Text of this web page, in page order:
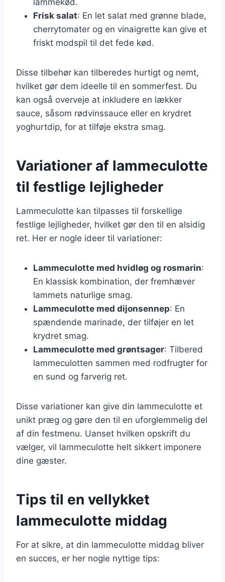
Frisk salat: En let salat med grønne blade,
cherrytomater og en vinaigrette kan give et
friskt modspil til det fede kød.
Disse tilbehør kan tilberedes hurtigt og nemt,
hvilket gør dem ideelle til en sommerfest. Du
kan også overveje at inkludere en lækker
sauce, såsom rødvinssauce eller en krydret
yoghurtdip, for at tilføje ekstra smag.
Variationer af lammeculotte
til festlige lejligheder
Lammeculotte kan tilpasses til forskellige
festlige lejligheder, hvilket gør den til en alsidig
ret. Her er nogle ideer til variationer:
Lammeculotte med hvidløg og rosmarin:
En klassisk kombination, der fremhæver
lammets naturlige smag.
Lammeculotte med dijonsennep: En
spændende marinade, der tilføjer en let
krydret smag.
Lammeculotte med grøntsager: Tilbered
lammeculotten sammen med rodfrugter for
en sund og farverig ret.
Disse variationer kan give din lammeculotte et
unikt præg og gøre den til en uforglemmelig del
af din festmenu. Uanset hvilken opskrift du
vælger, vil lammeculotte helt sikkert imponere
dine gæster.
Tips til en vellykket
lammeculotte middag
For at sikre, at din lammeculotte middag bliver
en succes, er her nogle nyttige tips: